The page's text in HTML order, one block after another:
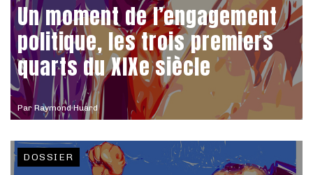
ParRaymond Huard
Un moment de l’engagement
politique, les trois premiers
quarts du XIXe siècle
DOSSIER